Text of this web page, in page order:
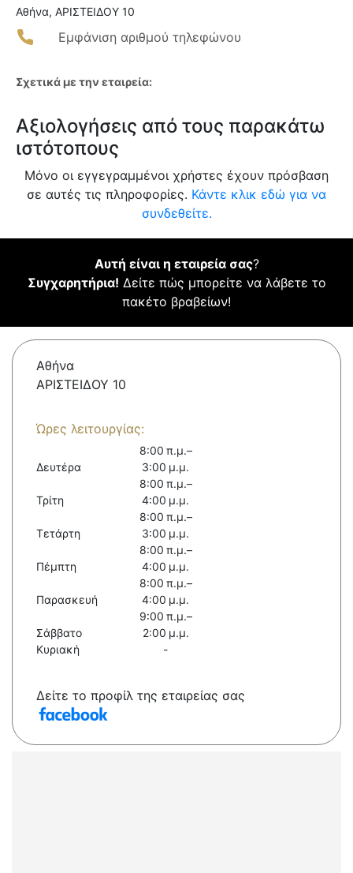
Αθήνα, ΑΡΙΣΤΕΙΔΟΥ 10
Εμφάνιση αριθμού τηλεφώνου
Σχετικά με την εταιρεία:
Αξιολογήσεις από τους παρακάτω
ιστότοπους
Μόνο οι εγγεγραμμένοι χρήστες έχουν πρόσβαση
σε αυτές τις πληροφορίες. Κάντε κλικ εδώ για να
συνδεθείτε.
Αυτή είναι η εταιρεία σας?
Συγχαρητήρια! Δείτε πώς μπορείτε να λάβετε το
πακέτο βραβείων!
Αθήνα
ΑΡΙΣΤΕΙΔΟΥ 10
Ώρες λειτουργίας:
Δευτέρα
8:00 π.μ.–
3:00 μ.μ.
Τρίτη
8:00 π.μ.–
4:00 μ.μ.
Τετάρτη
8:00 π.μ.–
3:00 μ.μ.
Πέμπτη
8:00 π.μ.–
4:00 μ.μ.
Παρασκευή
8:00 π.μ.–
4:00 μ.μ.
Σάββατο
9:00 π.μ.–
2:00 μ.μ.
Κυριακή
-
Δείτε το προφίλ της εταιρείας σας